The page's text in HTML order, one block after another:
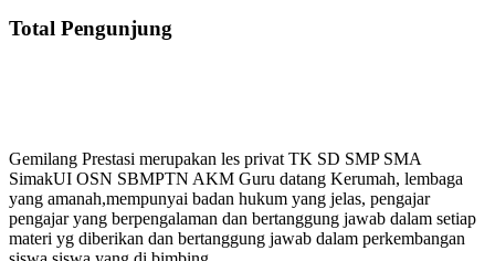
Total Pengunjung
Gemilang Prestasi merupakan les privat TK SD SMP SMA
SimakUI OSN SBMPTN AKM Guru datang Kerumah, lembaga
yang amanah,mempunyai badan hukum yang jelas, pengajar
pengajar yang berpengalaman dan bertanggung jawab dalam setiap
materi yg diberikan dan bertanggung jawab dalam perkembangan